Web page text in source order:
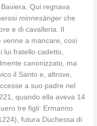
Qui regnava
minnesänger che
e di cavalleria. Il
venne a mancare, così
lui fratello cadetto,
canonizzato, ma
il Santo e, altrove,
a suo padre nel
quando ella aveva 14
tre figli: Ermanno
futura Duchessa di